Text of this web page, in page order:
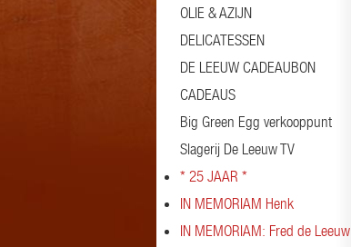
OLIE & AZIJN
DELICATESSEN
DE LEEUW CADEAUBON
CADEAUS
Big Green Egg verkooppunt
Slagerij De Leeuw TV
* 25 JAAR *
IN MEMORIAM Henk
IN MEMORIAM: Fred de Leeuw